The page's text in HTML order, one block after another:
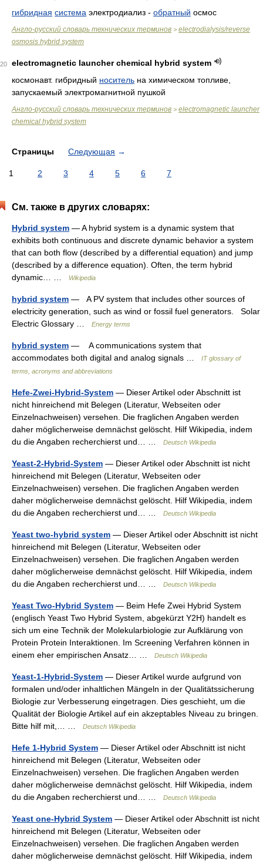
гибридная система электродиализ - обратный осмос
Англо-русский словарь технических терминов > electrodialysis/reverse
osmosis hybrid system
20
electromagnetic launcher chemical hybrid system
космонавт. гибридный носитель на химическом топливе,
запускаемый электромагнитной пушкой
Англо-русский словарь технических терминов > electromagnetic launcher
chemical hybrid system
Страницы Следующая →
1 2 3 4 5 6 7
См. также в других словарях:
Hybrid system — A hybrid system is a dynamic system that
exhibits both continuous and discrete dynamic behavior a system
that can both flow (described by a differential equation) and jump
(described by a difference equation). Often, the term hybrid
dynamic… …
Wikipedia
hybrid system — A PV system that includes other sources of
electricity generation, such as wind or fossil fuel generators. Solar
Electric Glossary …
Energy terms
hybrid system — A communications system that
accommodates both digital and analog signals …
IT glossary of
terms, acronyms and abbreviations
Hefe-Zwei-Hybrid-System — Dieser Artikel oder Abschnitt ist
nicht hinreichend mit Belegen (Literatur, Webseiten oder
Einzelnachweisen) versehen. Die fraglichen Angaben werden
daher möglicherweise demnächst gelöscht. Hilf Wikipedia, indem
du die Angaben recherchierst und… …
Deutsch Wikipedia
Yeast-2-Hybrid-System — Dieser Artikel oder Abschnitt ist nicht
hinreichend mit Belegen (Literatur, Webseiten oder
Einzelnachweisen) versehen. Die fraglichen Angaben werden
daher möglicherweise demnächst gelöscht. Hilf Wikipedia, indem
du die Angaben recherchierst und… …
Deutsch Wikipedia
Yeast two-hybrid system — Dieser Artikel oder Abschnitt ist nicht
hinreichend mit Belegen (Literatur, Webseiten oder
Einzelnachweisen) versehen. Die fraglichen Angaben werden
daher möglicherweise demnächst gelöscht. Hilf Wikipedia, indem
du die Angaben recherchierst und… …
Deutsch Wikipedia
Yeast Two-Hybrid System — Beim Hefe Zwei Hybrid System
(englisch Yeast Two Hybrid System, abgekürzt Y2H) handelt es
sich um eine Technik der Molekularbiologie zur Aufklärung von
Protein Protein Interaktionen. Im Screening Verfahren können in
einem eher empirischen Ansatz… …
Deutsch Wikipedia
Yeast-1-Hybrid-System — Dieser Artikel wurde aufgrund von
formalen und/oder inhaltlichen Mängeln in der Qualitätssicherung
Biologie zur Verbesserung eingetragen. Dies geschieht, um die
Qualität der Biologie Artikel auf ein akzeptables Niveau zu bringen.
Bitte hilf mit,… …
Deutsch Wikipedia
Hefe 1-Hybrid System — Dieser Artikel oder Abschnitt ist nicht
hinreichend mit Belegen (Literatur, Webseiten oder
Einzelnachweisen) versehen. Die fraglichen Angaben werden
daher möglicherweise demnächst gelöscht. Hilf Wikipedia, indem
du die Angaben recherchierst und… …
Deutsch Wikipedia
Yeast one-Hybrid System — Dieser Artikel oder Abschnitt ist nicht
hinreichend mit Belegen (Literatur, Webseiten oder
Einzelnachweisen) versehen. Die fraglichen Angaben werden
daher möglicherweise demnächst gelöscht. Hilf Wikipedia, indem